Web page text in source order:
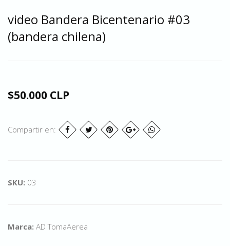
video Bandera Bicentenario #03
(bandera chilena)
$50.000 CLP
Compartir en:
SKU: 03
Marca: AD TomaAerea